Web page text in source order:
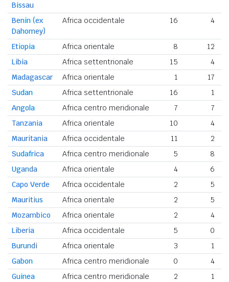
Bissau
Benin (ex
Dahomey)
Africa occidentale 16 4
Etiopia Africa orientale 8
12
Libia
Africa settentrionale 15
4
Madagascar
Africa orientale 1
17
Sudan
Africa settentrionale 16
1
Angola
Africa centro meridionale 7
7
Tanzania
Africa orientale 10
4
Mauritania
Africa occidentale 11
2
Sudafrica
Africa centro meridionale 5
8
Uganda
Africa orientale 4
6
Capo Verde
Africa occidentale 2
5
Mauritius
Africa orientale 2
5
Mozambico
Africa orientale 2
4
Liberia
Africa occidentale 5
0
Burundi
Africa orientale 3
1
Gabon
Africa centro meridionale 0
4
Guinea
Africa centro meridionale 2 1